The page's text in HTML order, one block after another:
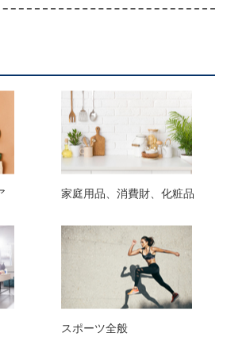
家庭用品、消費財、化粧品
スポーツ全般